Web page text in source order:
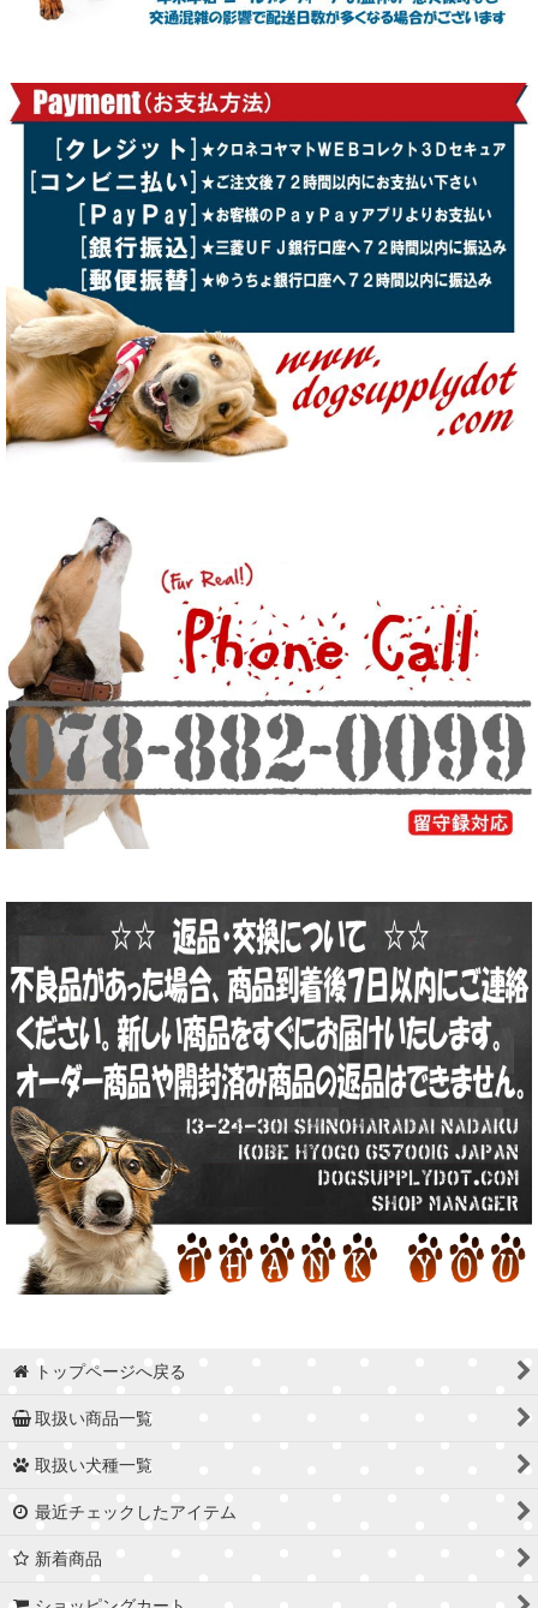
トップページへ戻る
取扱い商品一覧
取扱い犬種一覧
最近チェックしたアイテム
新着商品